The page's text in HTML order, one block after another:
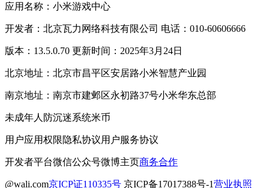
应用名称：小米游戏中心
开发者：北京瓦力网络科技有限公司 电话：010-60606666
版本：13.5.0.70 更新时间：2025年3月24日
北京地址：北京市昌平区安居路小米智慧产业园
南京地址：南京市建邺区永初路37号小米华东总部
未成年人防沉迷系统米币
用户应用权限隐私协议用户服务协议
开发者平台微信公众号微博主页商务合作
@wali.com京ICP证110335号 京ICP备17017388号-1营业执照